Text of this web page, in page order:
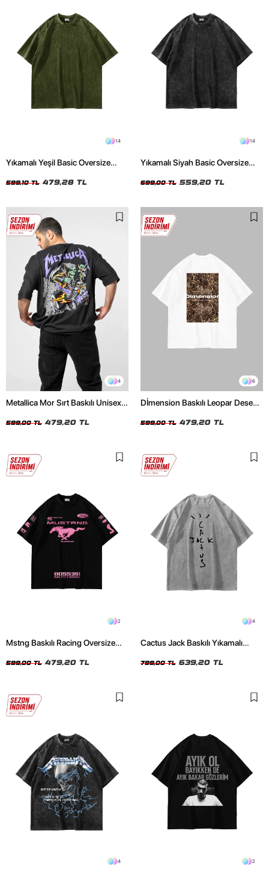
14
Yıkamalı Yeşil Basic Oversize
599,10 TL 479,28 TL
14
Yıkamalı Siyah Basic Oversize
699,00 TL 559,20 TL
4
Metallica Mor Sırt Baskılı Unisex
599,00 TL 479,20 TL
6
Dİmension Baskılı Leopar Desenli
Tshirt
599,00 TL 479,20 TL
2
Mstng Baskılı Racing Oversize
599,00 TL 479,20 TL
4
Cactus Jack Baskılı Yıkamalı
799,00 TL 639,20 TL
4 2